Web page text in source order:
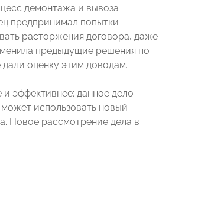
демонтажа и вывоза
предпринимал попытки
расторжения договора, даже
предыдущие решения по
оценку этим доводам.
эффективнее: данное дело
использовать новый
Новое рассмотрение дела в